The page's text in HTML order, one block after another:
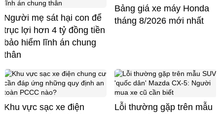
Người mẹ sát hại con để
trục lợi hơn 4 tỷ đồng tiền
bảo hiểm lĩnh án chung
thân
Bảng giá xe máy Honda
tháng 8/2026 mới nhất
Khu vực sạc xe điện
Lỗi thường gặp trên mẫu